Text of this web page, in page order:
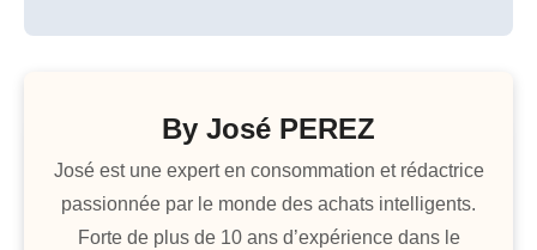
l’article
By José PEREZ
José est une expert en consommation et rédactrice
passionnée par le monde des achats intelligents.
Forte de plus de 10 ans d’expérience dans le